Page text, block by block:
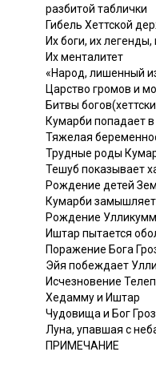
разбитой таблички
Гибель Хеттской
Их боги, их легенды,
Их менталитет
«Народ, лишенный
Царство громов и
Битвы
Кумарби попадает
Тяжелая
Трудные роды
Тешуб показывает
Рождение детей
Кумарби
Рождение
Иштар пытается
Поражение Бога
Эйя побеждает
Исчезновение
Хедамму и Иштар
Чудовища и Бог
Луна, упавшая с
ПРИМЕЧАНИЕ